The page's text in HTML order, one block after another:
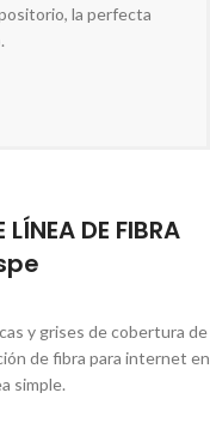
la perfecta
DE FIBRA
y grises de cobertura de
de fibra para internet en
simple.